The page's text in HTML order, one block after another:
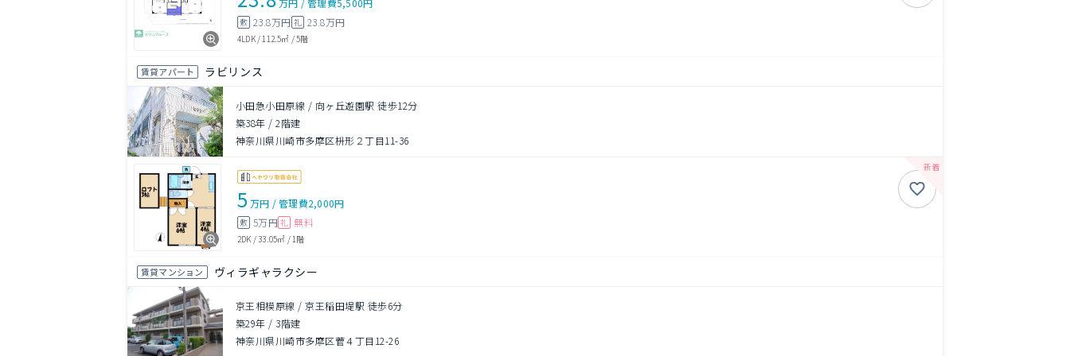
万円 /管理費5,500円
敷 23.8万円 礼 23.8万円
4LDK/112.5㎡ /5階
賃貸アパート ラビリンス
小田急小田原線 / 向ヶ丘遊園駅 徒歩12分
築38年 /2階建
神奈川県川崎市多摩区枡形２丁目11-36
5 万円 /管理費2,000円
敷 5万円 礼 無料
2DK /33.05㎡ /1階
賃貸マンション ヴィラギャラクシー
京王相模原線 / 京王稲田堤駅 徒歩6分
築29年 / 3階建
神奈川県川崎市多摩区菅４丁目12-26